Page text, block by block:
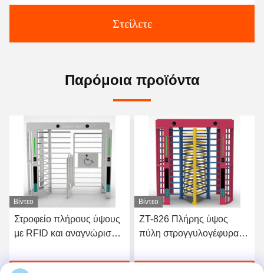
Στείλετε
Παρόμοια προϊόντα
Βίντεο
Στροφείο πλήρους ύψους
με RFID και αναγνώριση
Βίντεο
ZT-826 Πλήρης ύψος
πύλη στρογγυλογέφυρας
πρόσβασης